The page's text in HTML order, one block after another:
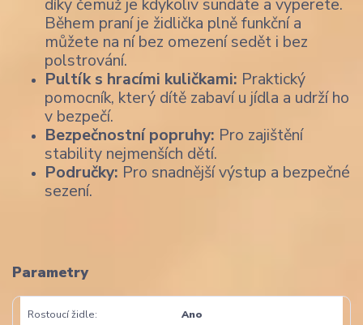
Během praní je židlička plně funkční a
můžete na ní bez omezení sedět i bez
polstrování.
Pultík s hracími kuličkami: Praktický
pomocník, který dítě zabaví u jídla a udrží ho
v bezpečí.
Bezpečnostní popruhy: Pro zajištění
stability nejmenších dětí.
Područky: Pro snadnější výstup a bezpečné
sezení.
Parametry
Rostoucí židle Ano